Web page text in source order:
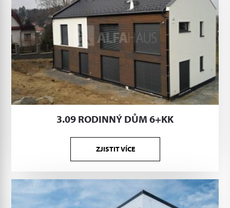
3.09 RODINNÝ DŮM 6+KK
ZJISTIT VÍCE